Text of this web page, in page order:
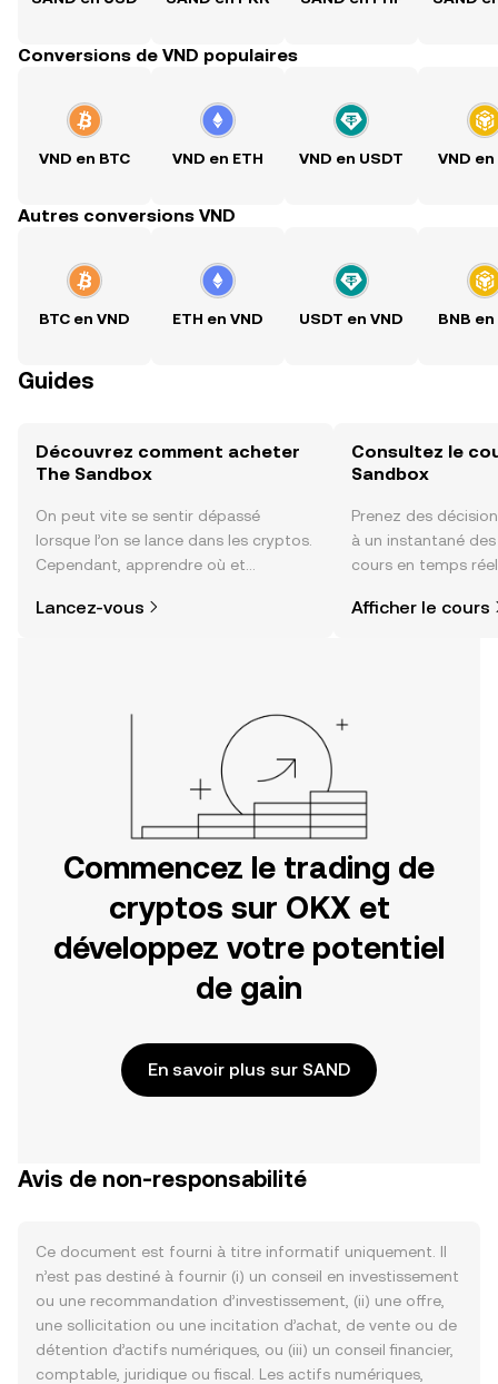
Conversions de VND populaires
VND en BTC VND en ETH VND en USDT VND en
Autres conversions VND
BTC en VND ETH en VND USDT en VND BNB en
Guides
Découvrez comment acheter
The Sandbox
On peut vite se sentir dépassé
lorsque l’on se lance dans les cryptos.
Cependant, apprendre où et
plus simple que vous ne l’imaginez.
Lancez-vous
Consultez le
Sandbox
Prenez des
à un instantané
cours en temps
actualités et bien
Afficher le cours
Commencez le trading de
cryptos sur OKX et
développez votre potentiel
de gain
En savoir plus sur SAND
Avis de non-responsabilité
Ce document est fourni à titre informatif uniquement. Il
n’est pas destiné à fournir (i) un conseil en investissement
ou une recommandation d’investissement, (ii) une offre,
une sollicitation ou une incitation d’achat, de vente ou de
détention d’actifs numériques, ou (iii) un conseil financier,
comptable, juridique ou fiscal. Les actifs numériques,